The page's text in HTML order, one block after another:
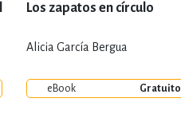
Los zapatos en círculo
Alicia García Bergua
eBook Gratuito